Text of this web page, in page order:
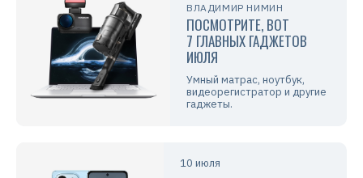
ВЛАДИМИР НИМИН
ПОСМОТРИТЕ, ВОТ
7 ГЛАВНЫХ ГАДЖЕТОВ
ИЮЛЯ
Умный матрас, ноутбук,
видеорегистратор и другие
гаджеты.
10 июля